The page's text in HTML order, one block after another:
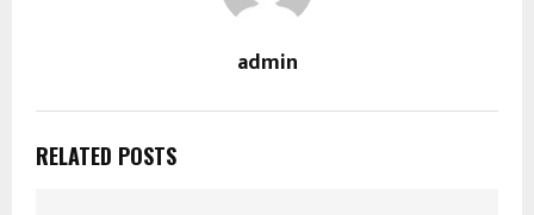
admin
RELATED POSTS